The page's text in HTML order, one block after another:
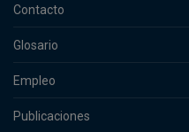
Contacto
Glosario
Empleo
Publicaciones